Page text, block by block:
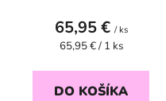
65,95 € / ks
Jednotková
65,95 € / 1 ks
DO KOŠÍKA